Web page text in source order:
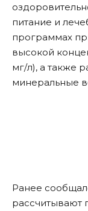
питание и
программах
высокой
мг/л), а также
минеральные
Ранее
рассчитывают